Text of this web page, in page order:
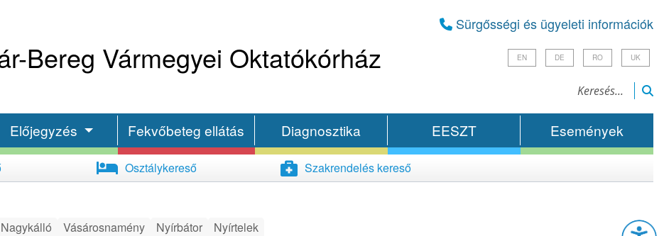
Bereg Vármegyei Oktatókórház
Sürgősségi és ügyeleti információk
EN DE RO UK
Előjegyzés Fekvőbeteg ellátás Diagnosztika EESZT Események
Osztálykereső Szakrendelés kereső
Nagykálló Vásárosnamény Nyírbátor Nyírtelek